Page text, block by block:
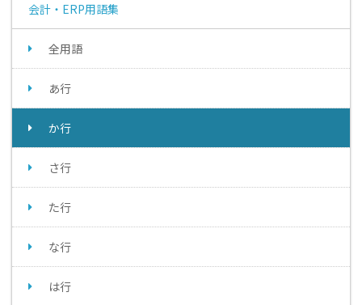
会計・ERP用語集
全用語
あ行
か行
さ行
た行
な行
は行